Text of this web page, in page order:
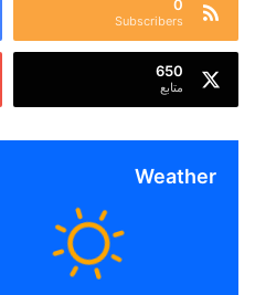
0
Subscribers
650
متابع
Weather